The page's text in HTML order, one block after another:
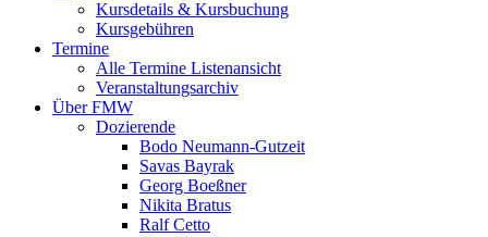
Kursdetails & Kursbuchung
Kursgebühren
Termine
Alle Termine Listenansicht
Veranstaltungsarchiv
Über FMW
Dozierende
Bodo Neumann-Gutzeit
Savas Bayrak
Georg Boeßner
Nikita Bratus
Ralf Cetto